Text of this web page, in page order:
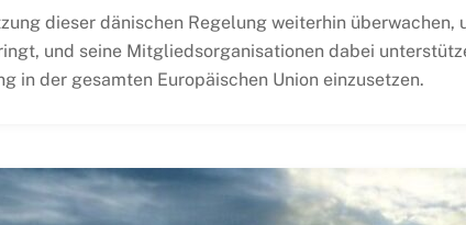
dieser dänischen Regelung weiterhin
und seine Mitgliedsorganisationen dabei
in der gesamten Europäischen Union einzusetzen.